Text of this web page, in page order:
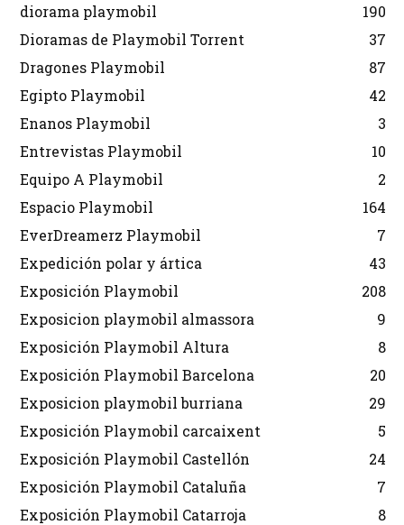
diorama playmobil
190
Dioramas de Playmobil Torrent
37
Dragones Playmobil
87
Egipto Playmobil
42
Enanos Playmobil
3
Entrevistas Playmobil
10
Equipo A Playmobil
2
Espacio Playmobil
164
EverDreamerz Playmobil
7
Expedición polar y ártica
43
Exposición Playmobil
208
Exposicion playmobil almassora
9
Exposición Playmobil Altura
8
Exposición Playmobil Barcelona
20
Exposicion playmobil burriana
29
Exposición Playmobil carcaixent
5
Exposición Playmobil Castellón
24
Exposición Playmobil Cataluña
7
Exposición Playmobil Catarroja
8